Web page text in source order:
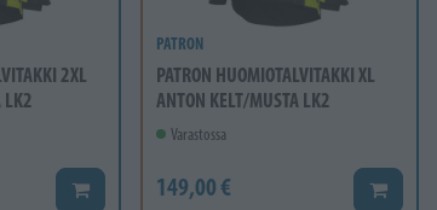
2XL
LK2
Lisää koriin
PATRON
PATRON HUOMIOTALVITAKKI XL
ANTON KELT/MUSTA LK2
Varastossa
149,00 € Lisää